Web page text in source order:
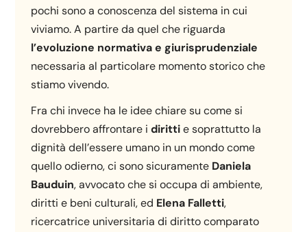
pochi sono a conoscenza del sistema in cui
viviamo. A partire da quel che riguarda
l’evoluzione normativa e giurisprudenziale
necessaria al particolare momento storico che
stiamo vivendo.
Fra chi invece ha le idee chiare su come si
dovrebbero affrontare idirittie soprattutto la
dignità dell’essere umano in un mondo come
quello odierno, ci sono sicuramente Daniela
Bauduin, avvocato che si occupa di ambiente,
diritti e beni culturali, ed Elena Falletti,
ricercatrice universitaria di diritto comparato